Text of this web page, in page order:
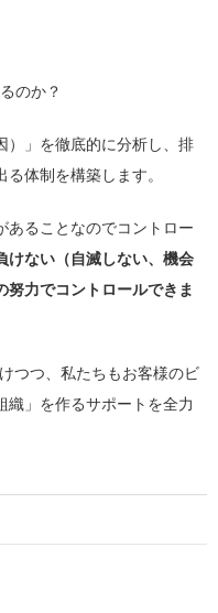
のか？
）」を徹底的に分析し、排
体制を構築します。
あることなのでコントロー
けない（自滅しない、機会
努力でコントロールできま
つつ、私たちもお客様のビ
織」を作るサポートを全力